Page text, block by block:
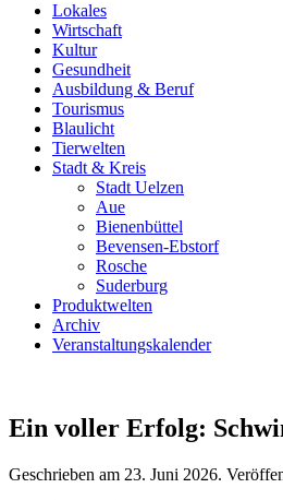
Lokales
Wirtschaft
Kultur
Gesundheit
Ausbildung & Beruf
Tourismus
Blaulicht
Tierwelten
Stadt & Kreis
Stadt Uelzen
Aue
Bienenbüttel
Bevensen-Ebstorf
Rosche
Suderburg
Produktwelten
Archiv
Veranstaltungskalender
Ein voller Erfolg:
Geschrieben am 23. Juni 2026.